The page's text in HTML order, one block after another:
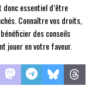
donc essentiel d’être
Connaître vos droits,
des conseils
jouer en votre faveur.